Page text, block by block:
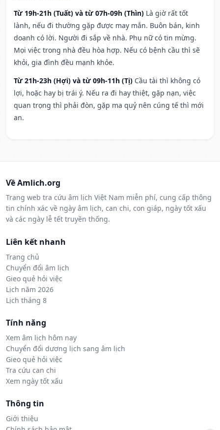
Từ 19h-21h (Tuất) và từ 07h-09h (Thìn) Là giờ rất tốt
lành, nếu đi thường gặp được may mắn. Buôn bán, kinh
doanh có lời. Người đi sắp về nhà. Phụ nữ có tin mừng.
Mọi việc trong nhà đều hòa hợp. Nếu có bệnh cầu thì sẽ
khỏi, gia đình đều mạnh khỏe.
Từ 21h-23h (Hợi) và từ 09h-11h (Tị) Cầu tài thì không có
lợi, hoặc hay bị trái ý. Nếu ra đi hay thiệt, gặp nạn, việc
quan trọng thì phải đòn, gặp ma quỷ nên cúng tế thì mới
an.
Về Amlich.org
Trang web tra cứu âm lịch Việt Nam miễn phí, cung cấp thông
tin chính xác về ngày âm lịch, can chi, con giáp, ngày tốt xấu
và các ngày lễ tết truyền thống.
Liên kết nhanh
Trang chủ
Chuyển đổi âm lịch
Gieo quẻ hỏi việc
Lịch năm 2026
Lịch tháng 8
Tính năng
Xem âm lịch hôm nay
Chuyển đổi dương lịch sang âm lịch
Gieo quẻ hỏi việc
Tra cứu can chi
Xem ngày tốt xấu
Thông tin
Giới thiệu